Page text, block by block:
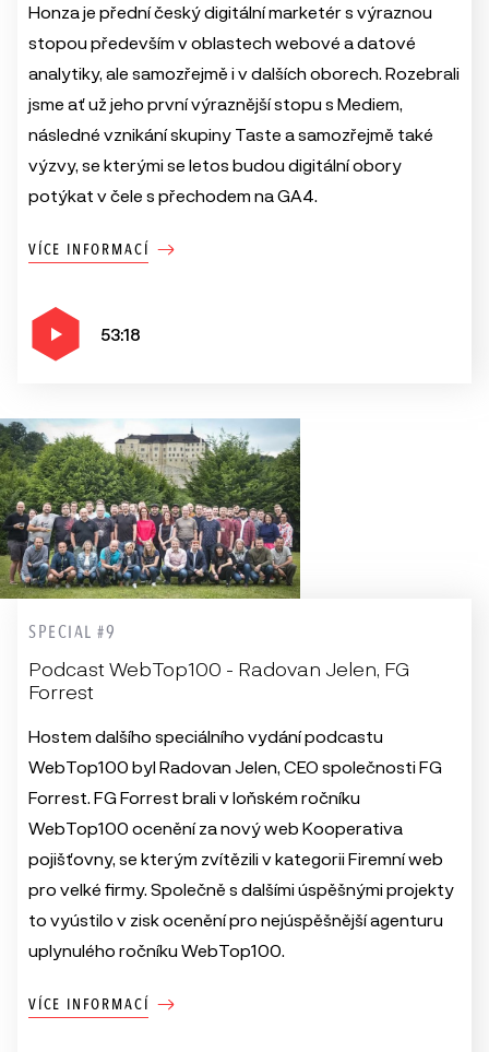
Honza je přední český digitální marketér s výraznou
stopou především v oblastech webové a datové
analytiky, ale samozřejmě i v dalších oborech. Rozebrali
jsme ať už jeho první výraznější stopu s Mediem,
následné vznikání skupiny Taste a samozřejmě také
výzvy, se kterými se letos budou digitální obory
potýkat v čele s přechodem na GA4.
VÍCE INFORMACÍ
53:18
SPECIAL #9
Podcast WebTop100 - Radovan Jelen, FG
Forrest
Hostem dalšího speciálního vydání podcastu
WebTop100 byl Radovan Jelen, CEO společnosti FG
Forrest. FG Forrest brali v loňském ročníku
WebTop100 ocenění za nový web Kooperativa
pojišťovny, se kterým zvítězili v kategorii Firemní web
pro velké firmy. Společně s dalšími úspěšnými projekty
to vyústilo v zisk ocenění pro nejúspěšnější agenturu
uplynulého ročníku WebTop100.
VÍCE INFORMACÍ